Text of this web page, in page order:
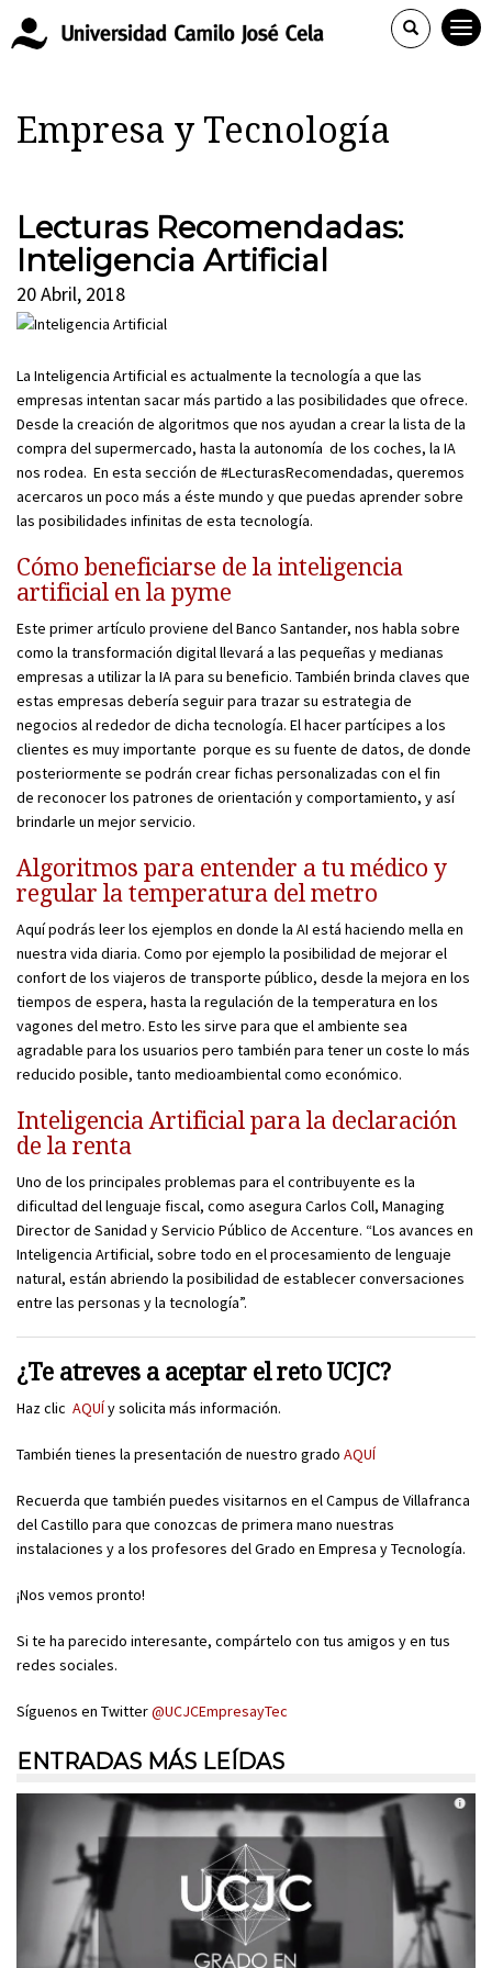
Empresa y Tecnología
Lecturas Recomendadas:
Inteligencia Artificial
20 Abril, 2018
La Inteligencia Artificial es actualmente la tecnología a que las
empresas intentan sacar más partido a las posibilidades que ofrece.
Desde la creación de algoritmos que nos ayudan a crear la lista de la
compra del supermercado, hasta la autonomía de los coches, la IA
nos rodea. En esta sección de #LecturasRecomendadas, queremos
acercaros un poco más a éste mundo y que puedas aprender sobre
las posibilidades infinitas de esta tecnología.
Cómo beneficiarse de la inteligencia
artificial en la pyme
Este primer artículo proviene del Banco Santander, nos habla sobre
como la transformación digital llevará a las pequeñas y medianas
empresas a utilizar la IA para su beneficio. También brinda claves que
estas empresas debería seguir para trazar su estrategia de
negocios al rededor de dicha tecnología. El hacer partícipes a los
clientes es muy importante porque es su fuente de datos, de donde
posteriormente se podrán crear fichas personalizadas con el fin
de reconocer los patrones de orientación y comportamiento, y así
brindarle un mejor servicio.
Algoritmos para entender a tu médico y
regular la temperatura del metro
Aquí podrás leer los ejemplos en donde la AI está haciendo mella en
nuestra vida diaria. Como por ejemplo la posibilidad de mejorar el
confort de los viajeros de transporte público, desde la mejora en los
tiempos de espera, hasta la regulación de la temperatura en los
vagones del metro. Esto les sirve para que el ambiente sea
agradable para los usuarios pero también para tener un coste lo más
reducido posible, tanto medioambiental como económico.
Inteligencia Artificial para la declaración
de la renta
Uno de los principales problemas para el contribuyente es la
dificultad del lenguaje fiscal, como asegura Carlos Coll, Managing
Director de Sanidad y Servicio Público de Accenture. “Los avances en
Inteligencia Artificial, sobre todo en el procesamiento de lenguaje
natural, están abriendo la posibilidad de establecer conversaciones
entre las personas y la tecnología”.
¿Te atreves a aceptar el reto UCJC?
Haz clic AQUÍy solicita más información.
También tienes la presentación de nuestro grado AQUÍ
Recuerda que también puedes visitarnos en el Campus de Villafranca
del Castillo para que conozcas de primera mano nuestras
instalaciones y a los profesores del Grado en Empresa y Tecnología.
¡Nos vemos pronto!
Si te ha parecido interesante, compártelo con tus amigos y en tus
redes sociales.
Síguenos en Twitter@UCJCEmpresayTec
ENTRADAS MÁS LEÍDAS